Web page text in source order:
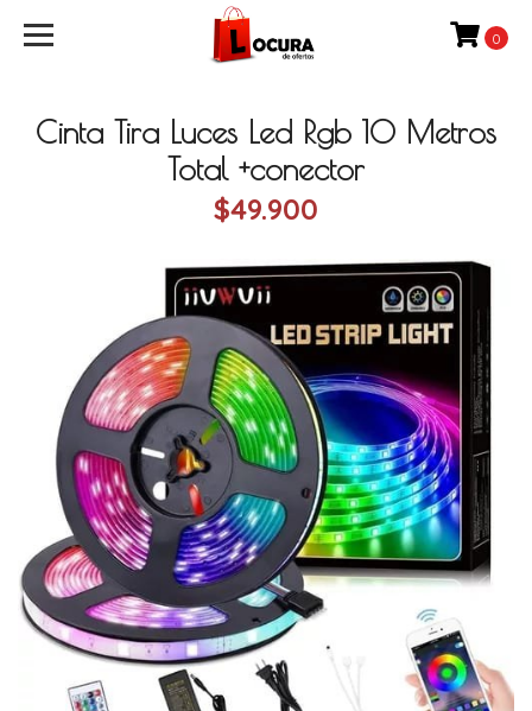
0
Cinta Tira Luces Led Rgb 10 Metros
Total +conector
$49.900